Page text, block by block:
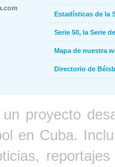
Estadísticas de la
Serie 50, la Serie
Mapa de nuestra
Directorio de
proyecto
en Cuba.